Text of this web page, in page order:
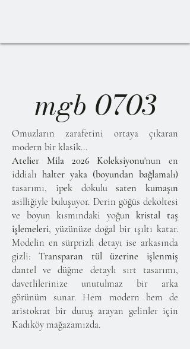
mgb 0703
Omuzların zarafetini ortaya çıkaran
modern bir klasik...
Atelier Mila 2026 Koleksiyonu'nun en
iddialı halter yaka (boyundan bağlamalı)
tasarımı, ipek dokulusaten kumaşın
asilliğiyle buluşuyor. Derin göğüs dekoltesi
ve boyun kısmındaki yoğunkristal taş
işlemeleri, yüzünüze doğal bir ışıltı katar.
Modelin en sürprizli detayı ise arkasında
gizli: Transparan tül üzerine işlenmiş
dantel ve düğme detaylı sırt tasarımı,
davetlilerinize unutulmaz bir arka
görünüm sunar. Hem modern hem de
aristokrat bir duruş arayan gelinler için
Kadıköy mağazamızda.